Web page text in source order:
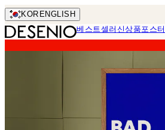
Skip
to
main
content.
KOR ENGLISH
베스트셀러신상품포스터